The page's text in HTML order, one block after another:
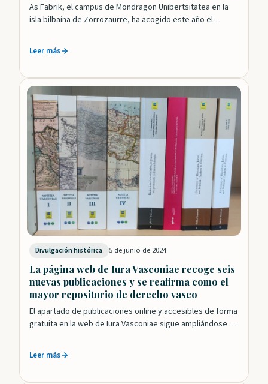
As Fabrik, el campus de Mondragon Unibertsitatea en la
isla bilbaína de Zorrozaurre, ha acogido este año el
Leer más
Divulgación histórica 5 de junio de 2024
La página web de Iura Vasconiae recoge seis
nuevas publicaciones y se reafirma como el
mayor repositorio de derecho vasco
El apartado de publicaciones online y accesibles de forma
gratuita en la web de Iura Vasconiae sigue ampliándose y
Leer más